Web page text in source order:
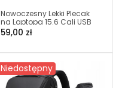
Nowoczesny Lekki Plecak
na Laptopa 15.6 Cali USB
Czerwony (I193)
59,00 zł
Niedostępny